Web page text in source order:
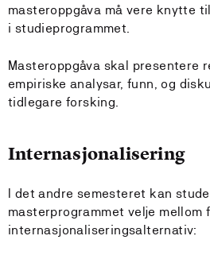
masteroppgåva må vere knytte
i studieprogrammet.
Masteroppgåva skal presentere
empiriske analysar, funn, og
tidlegare forsking.
Internasjonalisering
I det andre semesteret kan
masterprogrammet velje mellom
internasjonaliseringsalternativ: